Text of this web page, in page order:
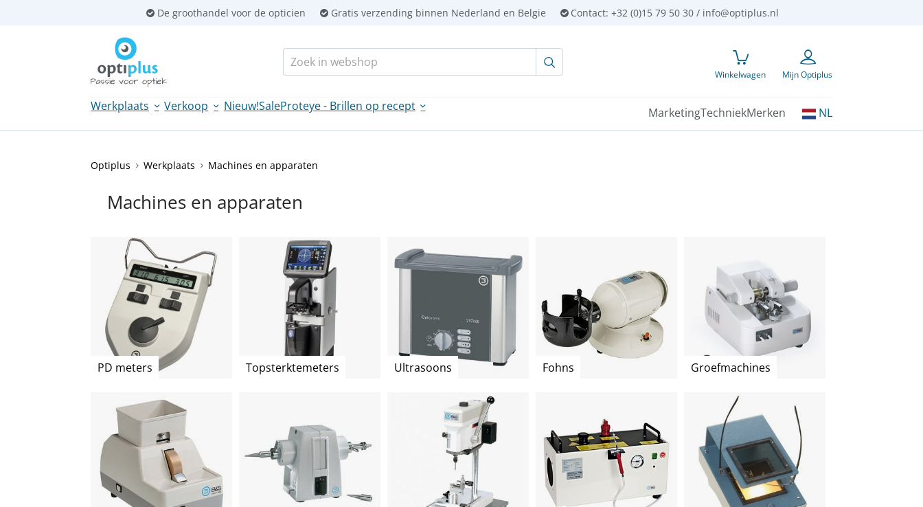
De groothandel voor de opticien Gratis verzending binnen Nederland en Belgie Contact: +32 (0)15 79 50 30 / info@optiplus.nl
Winkelwagen Mijn Optiplus
Zoeken:
Werkplaats Verkoop Nieuw!SaleProteye - Brillen op recept MarketingTechniekMerken
Kies
uw
NL
Optiplus Werkplaats Machines en apparaten
Machines en apparaten
PD meters Topsterktemeters Ultrasoons Fohns Groefmachines